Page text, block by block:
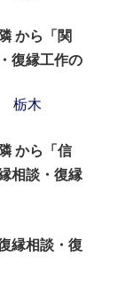
から「関
復縁工作の
栃木
から「信
相談・復縁
縁相談・復